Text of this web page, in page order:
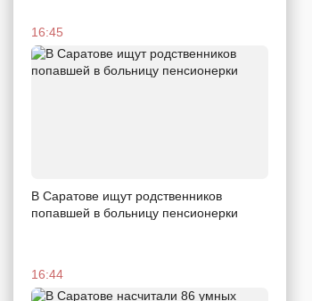
16:45
В Саратове ищут родственников
попавшей в больницу пенсионерки
16:44